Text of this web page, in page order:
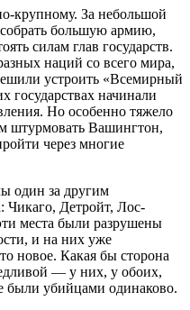
крупному. За небольшой
большую армию,
силам глав государств.
наций со всего мира,
устроить «Всемирный
государствах начинали
Но особенно тяжело
штурмовать Вашингтон,
через многие
один за другим
Чикаго, Детройт, Лос-
места были разрушены
и на них уже
новое. Какая бы сторона
— у них, у обоих,
были убийцами одинаково.